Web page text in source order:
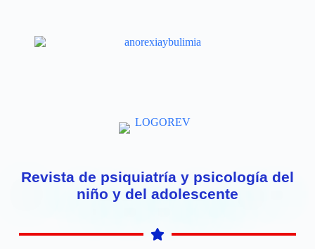
Revista de psiquiatría y psicología del
niño y del adolescente